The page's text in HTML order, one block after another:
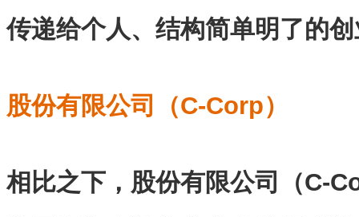
传递给个人、结构简单明了的
股份有限公司（C-Corp）
相比之下，股份有限公司（C-